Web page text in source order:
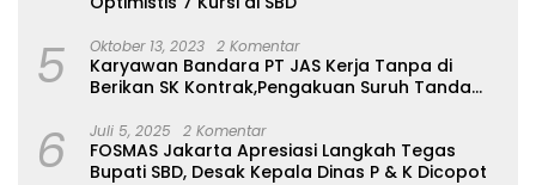
5 Oktober 13, 2023 2 Komentar
Karyawan Bandara PT JAS Kerja Tanpa di
Berikan SK Kontrak,Pengakuan Suruh Tanda
6 Juli 5, 2025 2 Komentar
FOSMAS Jakarta Apresiasi Langkah Tegas
Bupati SBD, Desak Kepala Dinas P & K Dicopot